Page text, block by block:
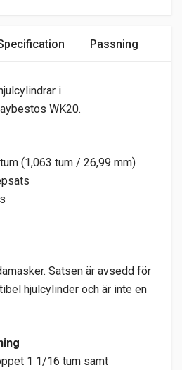
Passning
i
WK20.
(1,063 tum / 26,99 mm)
Satsen är avsedd för
hjulcylinder och är inte en
1 1/16 tum samt